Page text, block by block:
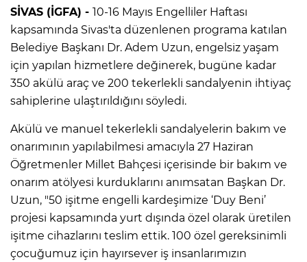
SİVAS (İGFA) - 10-16 Mayıs Engelliler Haftası
kapsamında Sivas'ta düzenlenen programa katılan
Belediye Başkanı Dr. Adem Uzun, engelsiz yaşam
için yapılan hizmetlere değinerek, bugüne kadar
350 akülü araç ve 200 tekerlekli sandalyenin ihtiyaç
sahiplerine ulaştırıldığını söyledi.
Akülü ve manuel tekerlekli sandalyelerin bakım ve
onarımının yapılabilmesi amacıyla 27 Haziran
Öğretmenler Millet Bahçesi içerisinde bir bakım ve
onarım atölyesi kurduklarını anımsatan Başkan Dr.
Uzun, "50 işitme engelli kardeşimize ‘Duy Beni’
projesi kapsamında yurt dışında özel olarak üretilen
işitme cihazlarını teslim ettik. 100 özel gereksinimli
çocuğumuz için hayırsever iş insanlarımızın